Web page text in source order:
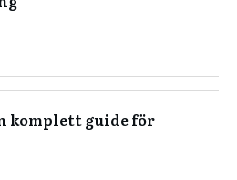
komplett guide för